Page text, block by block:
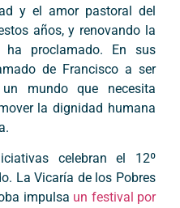
y el amor pastoral del
años, y renovando la
proclamado. En sus
de Francisco a ser
mundo que necesita
la dignidad humana
celebran el 12º
La Vicaría de los Pobres
impulsa un festival por